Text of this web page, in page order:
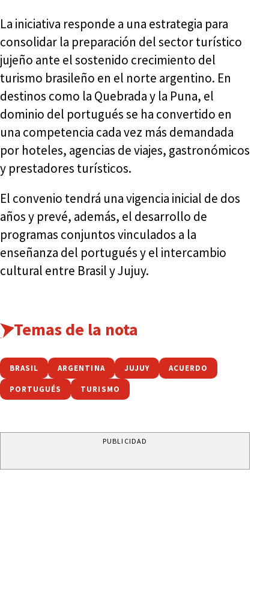
La iniciativa responde a una estrategia para
consolidar la preparación del sector turístico
jujeño ante el sostenido crecimiento del
turismo brasileño en el norte argentino. En
destinos como la Quebrada y la Puna, el
dominio del portugués se ha convertido en
una competencia cada vez más demandada
por hoteles, agencias de viajes, gastronómicos
y prestadores turísticos.
El convenio tendrá una vigencia inicial de dos
años y prevé, además, el desarrollo de
programas conjuntos vinculados a la
enseñanza del portugués y el intercambio
cultural entre Brasil y Jujuy.
Temas de la nota
BRASIL ARGENTINA JUJUY ACUERDO
PORTUGUÉS TURISMO
PUBLICIDAD